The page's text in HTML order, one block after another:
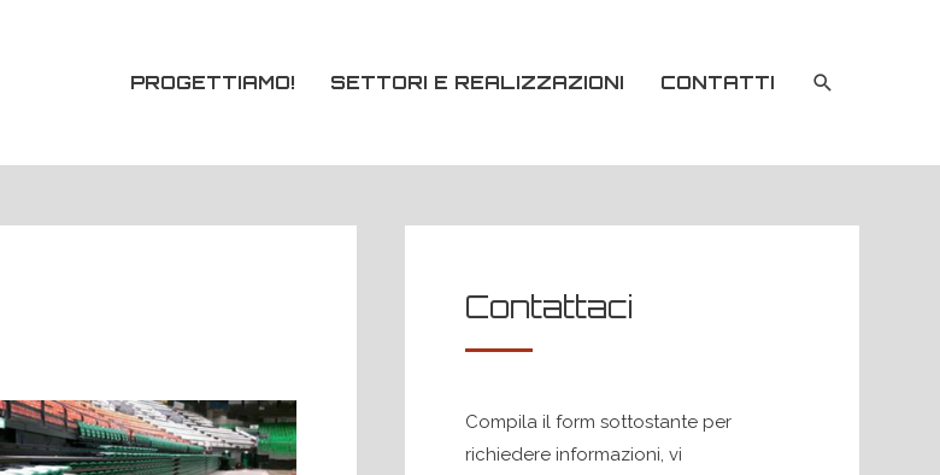
PROGETTIAMO! SETTORI E REALIZZAZIONI CONTATTI
Contattaci
Compila il form sottostante per
richiedere informazioni, vi